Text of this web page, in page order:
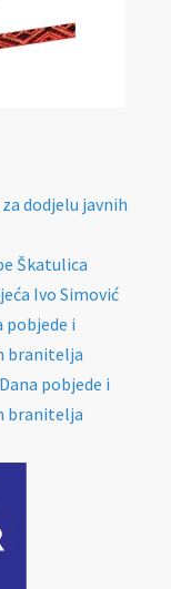
dodjelu javnih
Škatulica
Ivo Simović
pobjede i
branitelja
pobjede i
branitelja